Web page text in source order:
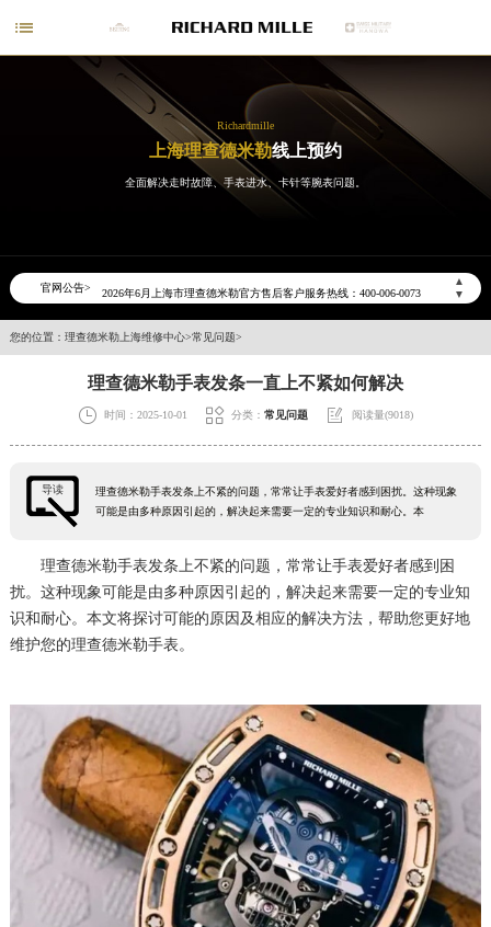

Richardmille
上海理查德米勒线上预约
全面解决走时故障、手表进水、卡针等腕表问题。
官网公告>
▲
▼
2026年6月理查德米勒上海市售后服务网络优化升级公告
2026年6月上海市理查德米勒官方售后客户服务热线：400-006-0073
2026年6月理查德米勒售后服务中心最新网点地址：
您的位置： 理查德米勒上海维修中心>常见问题>
理查德米勒手表发条一直上不紧如何解决
 时间：2025-10-01  分类： 常见问题  阅读量(9018)
导读
理查德米勒手表发条上不紧的问题，常常让手表爱好者感到困扰。这种现象
可能是由多种原因引起的，解决起来需要一定的专业知识和耐心。本
理查德米勒手表发条上不紧的问题，常常让手表爱好者感到困
扰。这种现象可能是由多种原因引起的，解决起来需要一定的专业知
识和耐心。本文将探讨可能的原因及相应的解决方法，帮助您更好地
维护您的理查德米勒手表。